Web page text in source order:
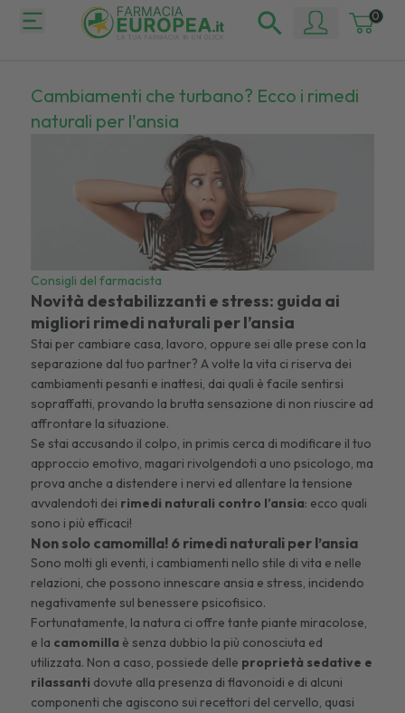
0
Cambiamenti che turbano? Ecco i rimedi
naturali per l'ansia
Consigli del farmacista
Novità destabilizzanti e stress: guida ai
migliori rimedi naturali per l’ansia
Stai per cambiare casa, lavoro, oppure sei alle prese con la
separazione dal tuo partner? A volte la vita ci riserva dei
cambiamenti pesanti e inattesi, dai quali è facile sentirsi
sopraffatti, provando la brutta sensazione di non riuscire ad
affrontare la situazione.
Se stai accusando il colpo, in primis cerca di modificare il tuo
approccio emotivo, magari rivolgendoti a uno psicologo, ma
prova anche a distendere i nervi ed allentare la tensione
avvalendoti dei rimedi naturali contro l’ansia: ecco quali
sono i più efficaci!
Non solo camomilla! 6 rimedi naturali per l’ansia
Sono molti gli eventi, i cambiamenti nello stile di vita e nelle
relazioni, che possono innescare ansia e stress, incidendo
negativamente sul benessere psicofisico.
Fortunatamente, la natura ci offre tante piante miracolose,
e la camomilla è senza dubbio la più conosciuta ed
utilizzata. Non a caso, possiede delle proprietà sedative e
rilassanti dovute alla presenza di flavonoidi e di alcuni
componenti che agiscono sui recettori del cervello, quasi